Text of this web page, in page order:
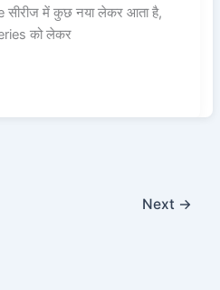
में कुछ नया लेकर आता है,
को लेकर
Next →